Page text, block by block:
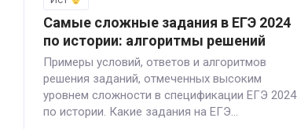
Самые сложные задания в ЕГЭ 2024
по истории: алгоритмы решений
Примеры условий, ответов и алгоритмов
решения заданий, отмеченных высоким
уровнем сложности в спецификации ЕГЭ 2024
по истории. Какие задания на ЕГЭ...